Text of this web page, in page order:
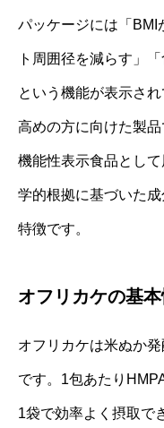
パッケージには「BMI
ト周囲径を減らす」
という機能が表示さ
高めの方に向けた製品
機能性表示食品とし
学的根拠に基づいた
特徴です。
オフリカケの基
オフリカケは米ぬか
です。1包あたり
1袋で効率よく摂取で